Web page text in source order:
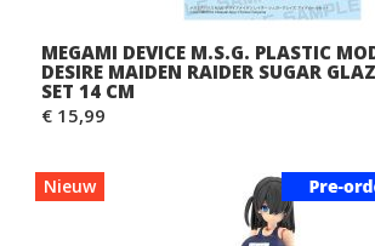
MEGAMI DEVICE M.S.G. PLASTIC
DESIRE MAIDEN RAIDER SUGAR
SET 14 CM
€ 15,99
Nieuw